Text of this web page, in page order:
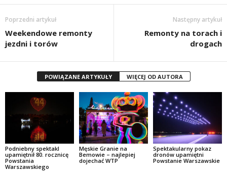
Poprzedni artykuł
Weekendowe remonty
jezdni i torów
Następny artykuł
Remonty na torach i
drogach
POWIĄZANE ARTYKUŁY WIĘCEJ OD AUTORA
Podniebny spektakl
upamiętnił 80. rocznicę
Powstania
Warszawskiego
Męskie Granie na
Bemowie – najlepiej
dojechać WTP
Spektakularny pokaz
dronów upamiętni
Powstanie Warszawskie